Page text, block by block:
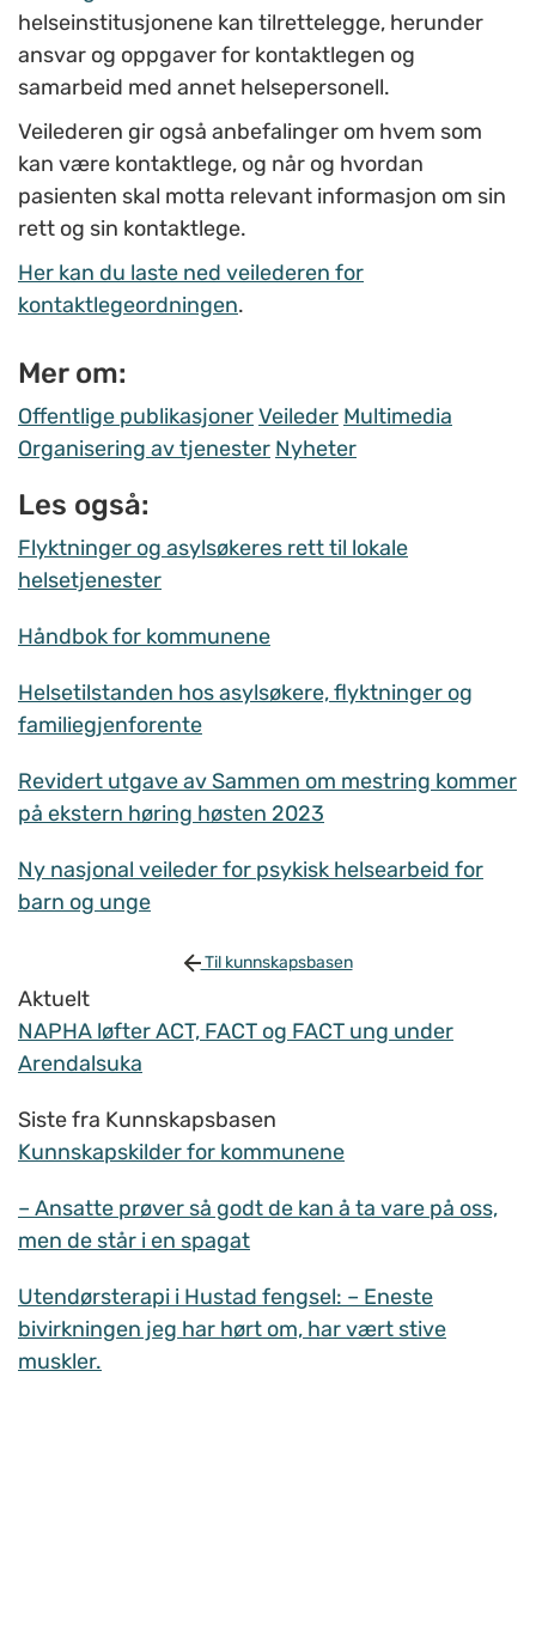
helseinstitusjonene kan tilrettelegge, herunder
ansvar og oppgaver for kontaktlegen og
samarbeid med annet helsepersonell.
Veilederen gir også anbefalinger om hvem som
kan være kontaktlege, og når og hvordan
pasienten skal motta relevant informasjon om sin
rett og sin kontaktlege.
Her kan du laste ned veilederen for
kontaktlegeordningen.
Mer om:
Offentlige publikasjonerVeileder Multimedia
Organisering av tjenester Nyheter
Les også:
Flyktninger og asylsøkeres rett til lokale
helsetjenester
Håndbok for kommunene
Helsetilstanden hos asylsøkere, flyktninger og
familiegjenforente
Revidert utgave av Sammen om mestring kommer
på ekstern høring høsten 2023
Ny nasjonal veileder for psykisk helsearbeid for
barn og unge
Til kunnskapsbasen
Aktuelt
NAPHA løfter ACT, FACT og FACT ung under
Arendalsuka
Siste fra Kunnskapsbasen
Kunnskapskilder for kommunene
– Ansatte prøver så godt de kan å ta vare på oss,
men de står i en spagat
Utendørsterapi i Hustad fengsel: – Eneste
bivirkningen jeg har hørt om, har vært stive
muskler.